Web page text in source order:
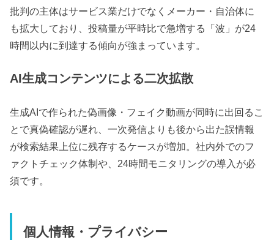
批判の主体はサービス業だけでなくメーカー・自治体に
も拡大しており、投稿量が平時比で急増する「波」が24
時間以内に到達する傾向が強まっています。
AI生成コンテンツによる二次拡散
生成AIで作られた偽画像・フェイク動画が同時に出回るこ
とで真偽確認が遅れ、一次発信よりも後から出た誤情報
が検索結果上位に残存するケースが増加。社内外でのフ
ァクトチェック体制や、24時間モニタリングの導入が必
須です。
個人情報・プライバシー